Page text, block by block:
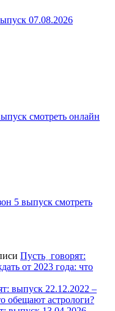
07.08.2026
смотреть онлайн
5 выпуск смотреть
Пусть˲ говорят:
от 2023 года: что
выпуск 22.12.2022 –
обещают астрологи?